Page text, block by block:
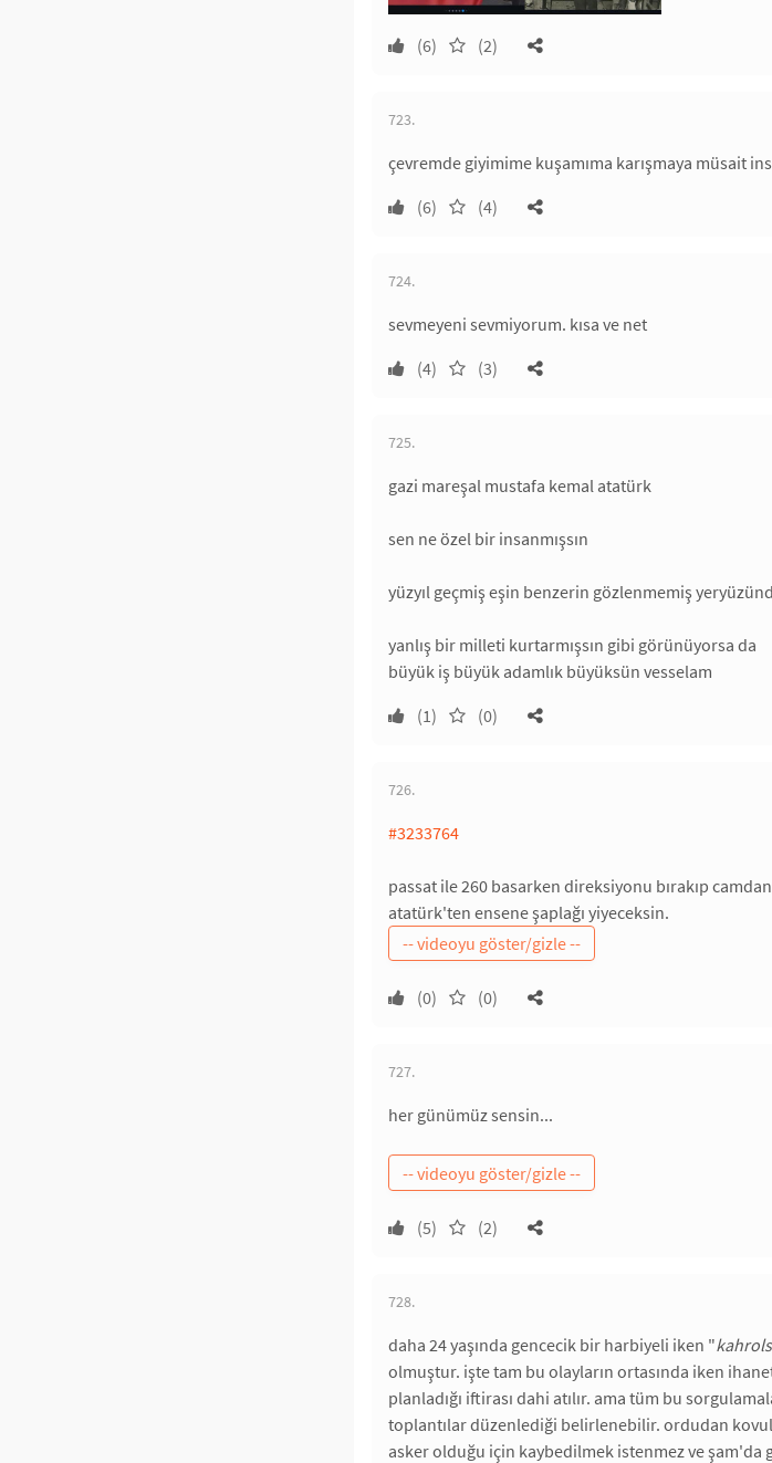
(6) (2)
723.
çevremde giyimime kuşamıma karışmaya müsait
(6)
(4)
724.
sevmeyeni sevmiyorum. kısa ve net
(4)
(3)
725.
gazi mareşal mustafa kemal atatürk
sen ne özel bir insanmışsın
yüzyıl geçmiş eşin benzerin gözlenmemiş
yanlış bir milleti kurtarmışsın gibi görünüyorsa da
büyük iş büyük adamlık büyüksün vesselam
(1)
(0)
726.
#3233764
passat ile 260 basarken direksiyonu bırakıp
atatürk'ten ensene şaplağı yiyeceksin.
(0) (0)
727.
her günümüz sensin...
(5) (2)
728.
daha 24 yaşında gencecik bir harbiyeli iken "
olmuştur. işte tam bu olayların ortasında iken
planladığı iftirası dahi atılır. ama tüm bu
toplantılar düzenlediği belirlenebilir. ordudan
asker olduğu için kaybedilmek istenmez ve şam'da